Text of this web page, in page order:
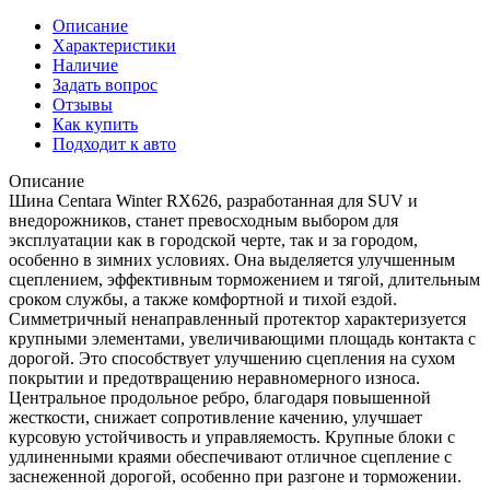
Описание
Характеристики
Наличие
Задать вопрос
Отзывы
Как купить
Подходит к авто
Описание
Шина Centara Winter RX626, разработанная для SUV и
внедорожников, станет превосходным выбором для
эксплуатации как в городской черте, так и за городом,
особенно в зимних условиях. Она выделяется улучшенным
сцеплением, эффективным торможением и тягой, длительным
сроком службы, а также комфортной и тихой ездой.
Симметричный ненаправленный протектор характеризуется
крупными элементами, увеличивающими площадь контакта с
дорогой. Это способствует улучшению сцепления на сухом
покрытии и предотвращению неравномерного износа.
Центральное продольное ребро, благодаря повышенной
жесткости, снижает сопротивление качению, улучшает
курсовую устойчивость и управляемость. Крупные блоки с
удлиненными краями обеспечивают отличное сцепление с
заснеженной дорогой, особенно при разгоне и торможении.